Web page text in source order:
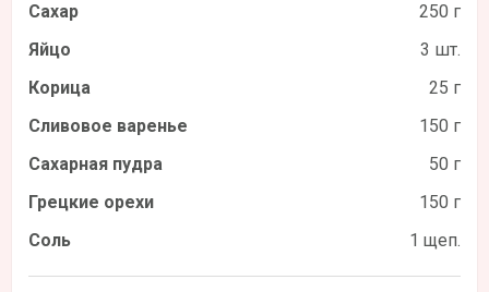
Сахар
250 г
Яйцо
3 шт.
Корица
25 г
Сливовое варенье
150 г
Сахарная пудра
50 г
Грецкие орехи
150 г
Соль
1 щеп.